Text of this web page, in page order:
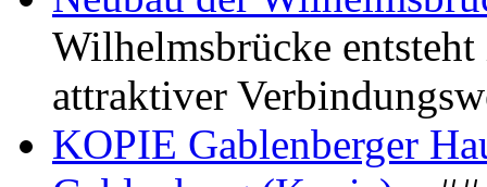
Wilhelmsbrücke
attraktiver
KOPIE Gablenberger